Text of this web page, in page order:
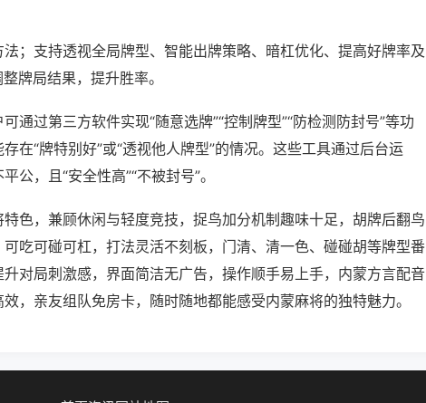
；支持透视全局牌型、智能出牌策略、暗杠优化、提高好牌率及
牌局结果，提升胜率。
通过第三方软件实现“随意选牌”“控制牌型”“防检测防封号”等功
在“牌特别好”或“透视他人牌型”的情况。这些工具通过后台运
公，且“安全性高”“不被封号”。
色，兼顾休闲与轻度竞技，捉鸟加分机制趣味十足，胡牌后翻鸟
吃可碰可杠，打法灵活不刻板，门清、清一色、碰碰胡等牌型番
对局刺激感，界面简洁无广告，操作顺手易上手，内蒙方言配音
，亲友组队免房卡，随时随地都能感受内蒙麻将的独特魅力。